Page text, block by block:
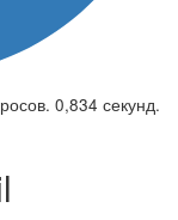
0,834 секунд.